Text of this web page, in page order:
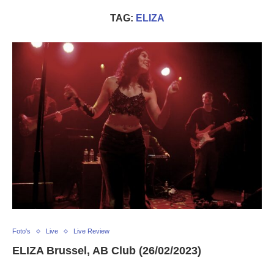
TAG: ELIZA
Foto's Live Live Review
ELIZA Brussel, AB Club (26/02/2023)